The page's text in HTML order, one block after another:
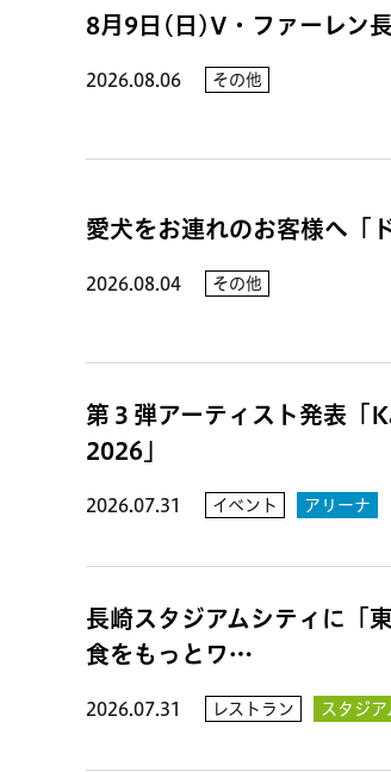
8月9日(日)V・ファーレン
2026.08.06 その他
愛犬をお連れのお客様へ「
2026.08.04 その他
第３弾アーティスト発表「
2026」
2026.07.31 イベント アリーナ
長崎スタジアムシティに「
食をもっとワ…
2026.07.31 レストラン スタジア